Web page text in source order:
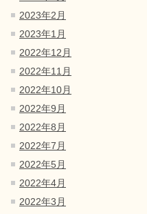
2023年2月
2023年1月
2022年12月
2022年11月
2022年10月
2022年9月
2022年8月
2022年7月
2022年5月
2022年4月
2022年3月